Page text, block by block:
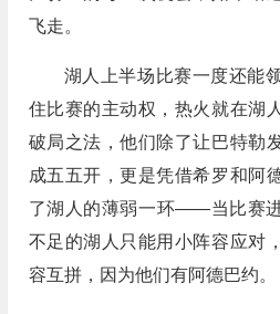
飞走。
湖人上半场比赛一度还能
住比赛的主动权，热火就在湖
破局之法，他们除了让巴特勒
成五五开，更是凭借希罗和阿
了湖人的薄弱一环——当比赛
不足的湖人只能用小阵容应对
容互拼，因为他们有阿德巴约。